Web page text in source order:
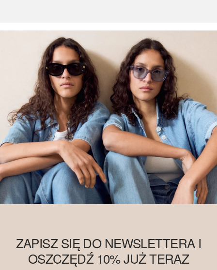
ZAPISZ SIĘ DO NEWSLETTERA I
OSZCZĘDŹ 10% JUŻ TERAZ